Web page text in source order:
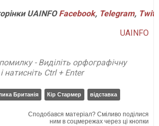
UAINFO Facebook, Telegram,
UAINFO
- Виділіть орфографічну
Ctrl + Enter
Британія Кір Стармер відставка
Сподобався матеріал? Сміливо поділися
ним в соцмережах через ці кнопки